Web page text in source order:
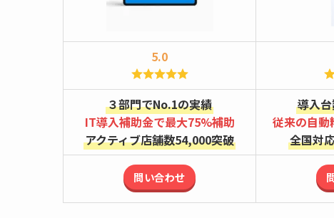
5.0
３部門でNo.1の実績
IT導入補助金で最大75%補助
アクティブ店舗数54,000突破
導入
従来の自動
全国対
問い合わせ